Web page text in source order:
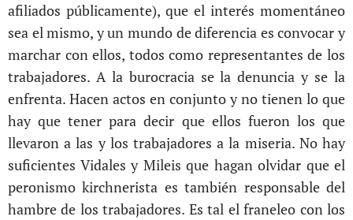
afiliados públicamente), que el interés momentáneo
sea el mismo, y un mundo de diferencia es convocar y
marchar con ellos, todos como representantes de los
trabajadores. A la burocracia se la denuncia y se la
enfrenta. Hacen actos en conjunto y no tienen lo que
hay que tener para decir que ellos fueron los que
llevaron a las y los trabajadores a la miseria. No hay
suficientes Vidales y Mileis que hagan olvidar que el
peronismo kirchnerista es también responsable del
hambre de los trabajadores. Es tal el franeleo con los